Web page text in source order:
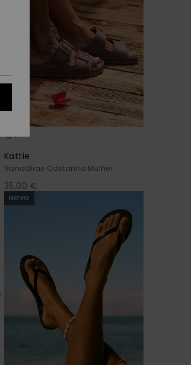
7
Kattie
Sandálias Castanho Mulher
35,00 €
NOVO